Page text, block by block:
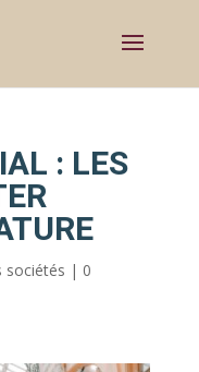
: LES
sociétés | 0